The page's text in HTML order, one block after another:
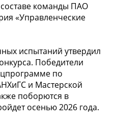
команды ПАО
«Управленческие
испытаний утвердил
Победители
по
и Мастерской
поборются в
осенью 2026 года.